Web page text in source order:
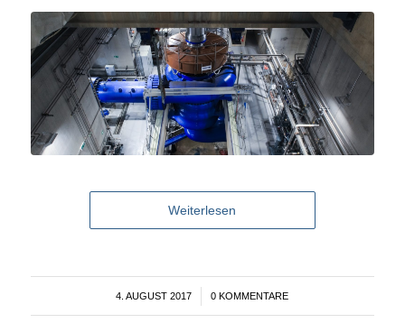
Weiterlesen
4. AUGUST 2017
/ 0 KOMMENTARE